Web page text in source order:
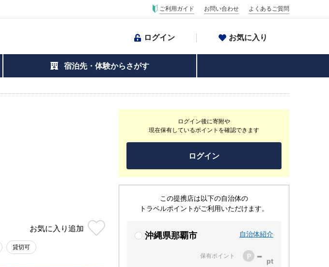
ご利用ガイド お問い合わせ よくあるご質問
ログイン お気に入り
宿泊先・体験からさがす
お気に入り 追加
貸切可
ログイン後に寄附や
現在保有しているポイントを確認できます
ログイン
この提携店は以下の自治体の
トラベルポイントがご利用いただけます。
沖縄県那覇市 自治体紹介
保有ポイント -